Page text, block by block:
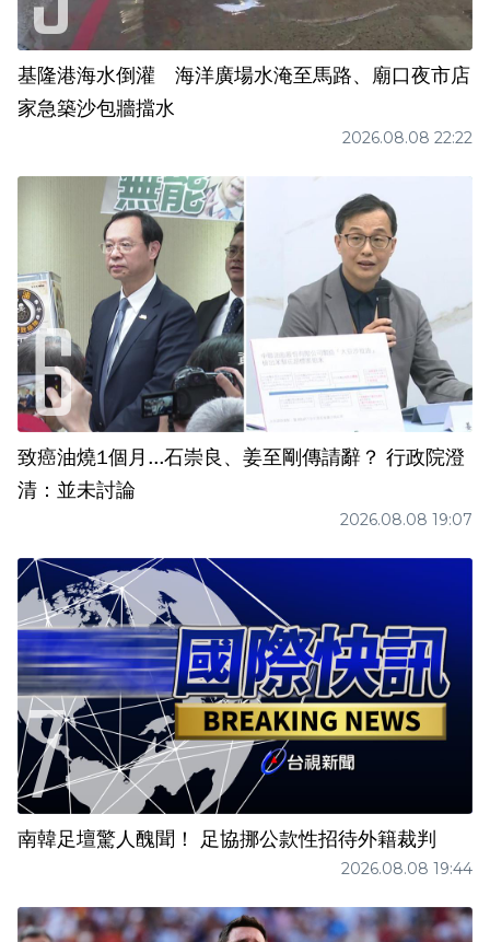
基隆港海水倒灌 海洋廣場水淹至馬路、廟口夜市店
家急築沙包牆擋水
2026.08.08 22:22
致癌油燒1個月...石崇良、姜至剛傳請辭？ 行政院澄
清：並未討論
2026.08.08 19:07
南韓足壇驚人醜聞！ 足協挪公款性招待外籍裁判
2026.08.08 19:44